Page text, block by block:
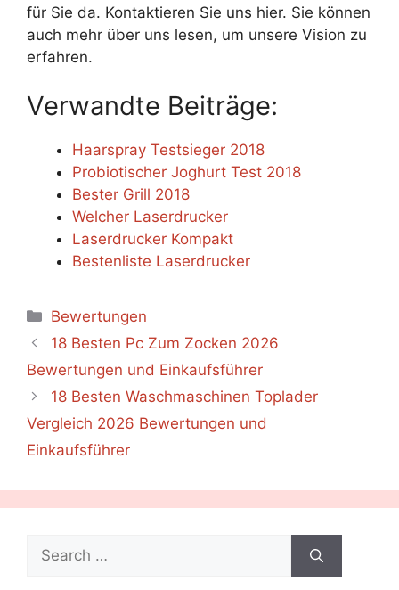
für Sie da. Kontaktieren Sie uns hier. Sie können
auch mehr über uns lesen, um unsere Vision zu
erfahren.
Verwandte Beiträge:
Haarspray Testsieger 2018
Probiotischer Joghurt Test 2018
Bester Grill 2018
Welcher Laserdrucker
Laserdrucker Kompakt
Bestenliste Laserdrucker
Categories
Bewertungen
18 Besten Pc Zum Zocken 2026
Bewertungen und Einkaufsführer
18 Besten Waschmaschinen Toplader
Vergleich 2026 Bewertungen und
Einkaufsführer
Search
for: